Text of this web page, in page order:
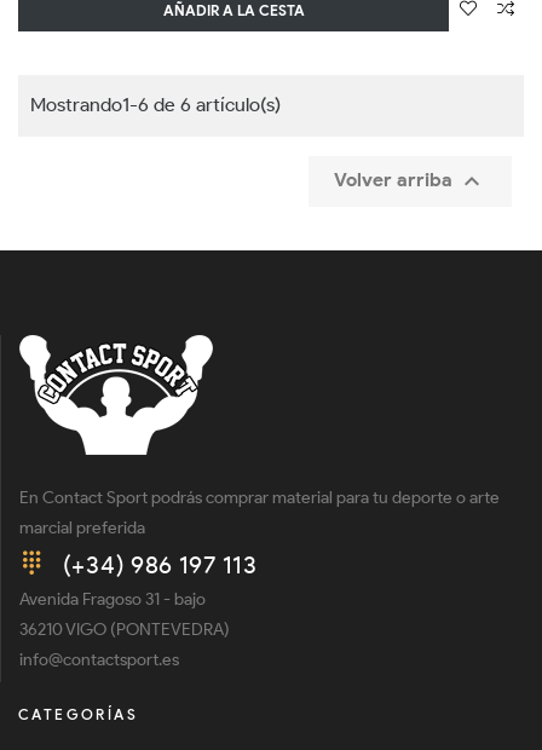
AÑADIR A LA CESTA
Mostrando1-6 de 6 artículo(s)
Volver arriba 
En Contact Sport podrás comprar material para tu deporte o arte
marcial preferida
(+34) 986 197 113
Avenida Fragoso 31 - bajo
36210 VIGO (PONTEVEDRA)
info@contactsport.es
CATEGORÍAS